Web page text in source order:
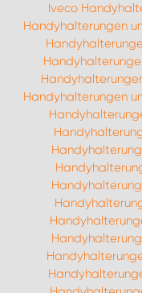
Iveco
Handyhalterungen
Handyhalterungen